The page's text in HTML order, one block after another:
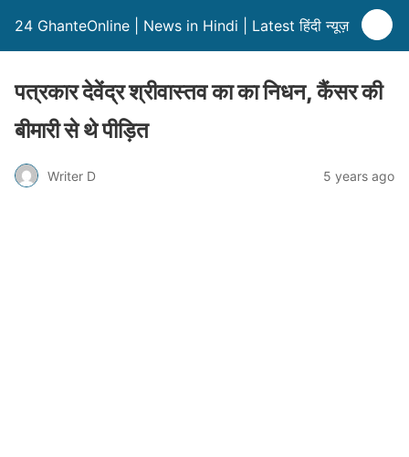
24 GhanteOnline | News in Hindi | Latest हिंदी न्यूज़
पत्रकार देवेंद्र श्रीवास्तव का का निधन, कैंसर की
बीमारी से थे पीड़ित
Writer D 5 years ago